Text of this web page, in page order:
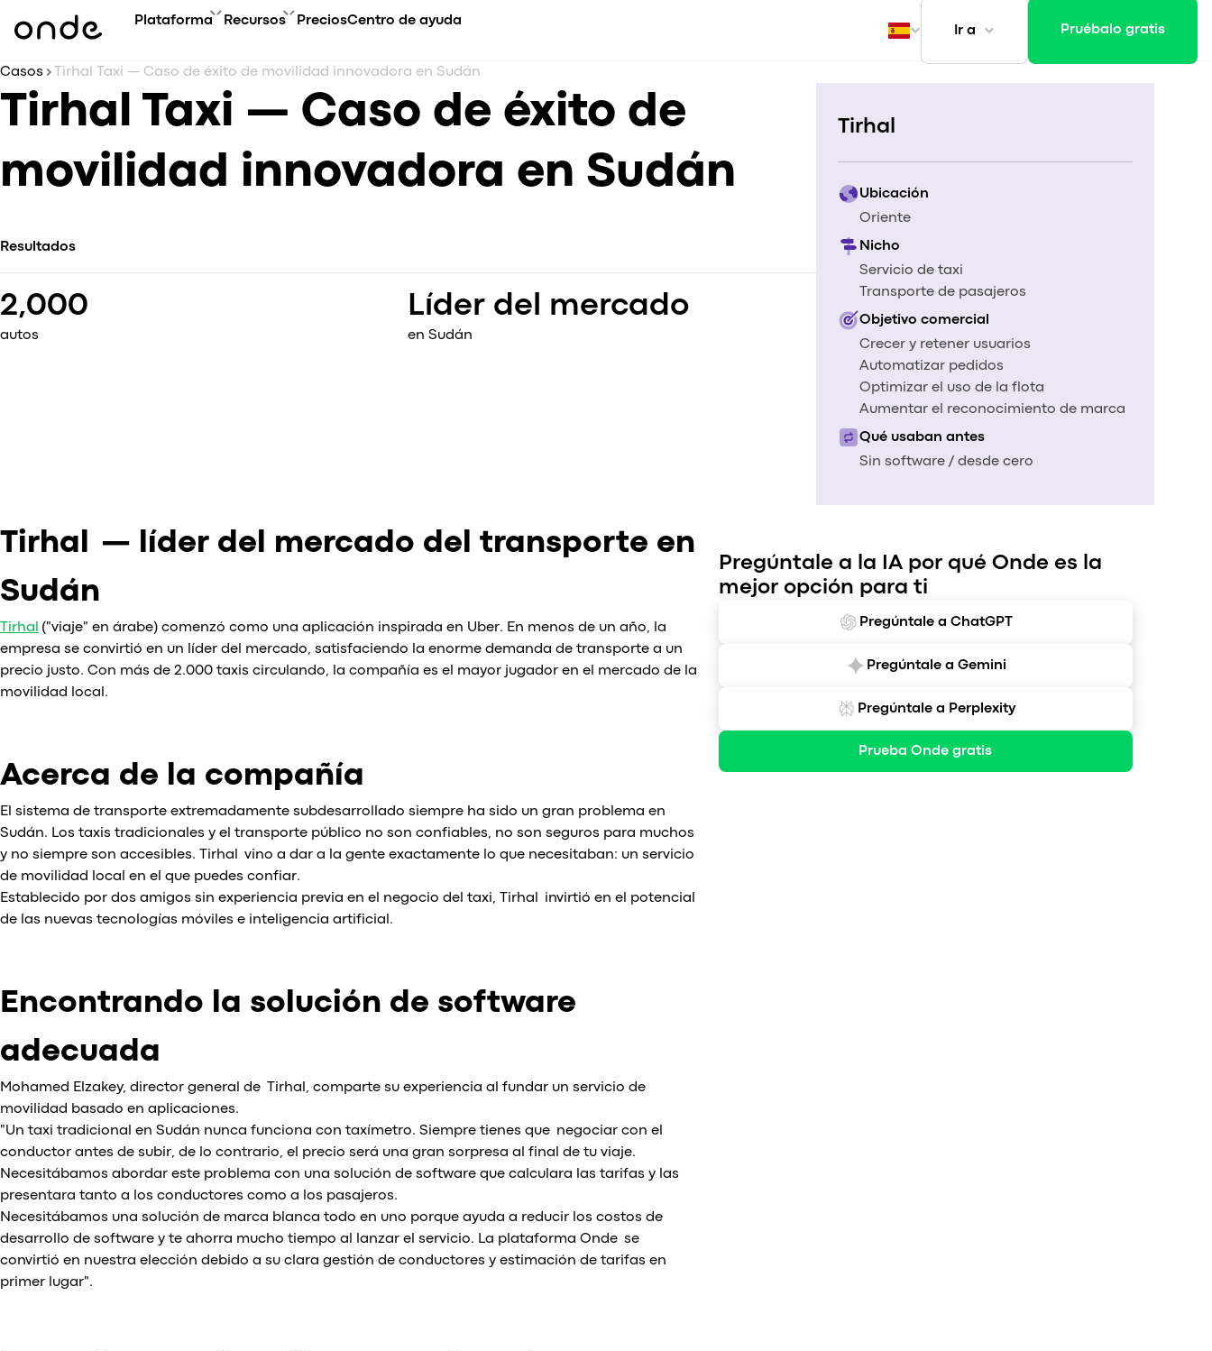
Plataforma
PRODUCTOS
Resumen de la plataforma
Aplicación del Cliente
Aplicación del Conductor
Resumen de funciones
Tecnología
Aplicaciones de transporte
vs. Atom Mobility
vs. Jugnoo
vs. Autocab
Onde vs. Onde.Light
Recursos
GUÍAS DE ONDE
FAQ
Glosario
Contáctanos
Cursos (p. ej., Aprender)
Blog
Estudios de caso
PreciosCentro de ayuda
Ir a Pruébalo gratis
Casos Tirhal Taxi — Caso de éxito de movilidad innovadora en Sudán
Tirhal Taxi — Caso de éxito de
movilidad innovadora en Sudán
Resultados
2,000
autos
Líder del mercado
en Sudán
Tirhal
Ubicación
Oriente
Nicho
Servicio de taxi
Transporte de pasajeros
Objetivo comercial
Crecer y retener usuarios
Automatizar pedidos
Optimizar el uso de la flota
Aumentar el reconocimiento de marca
Qué usaban antes
Sin software / desde cero
Tirhal — líder del mercado del transporte en
Sudán
Tirhal
("viaje" en árabe) comenzó como una aplicación inspirada en Uber. En menos de un año, la
empresa se convirtió en un líder del mercado, satisfaciendo la enorme demanda de transporte a un
precio justo. Con más de 2.000 taxis circulando, la compañía es el mayor jugador en el mercado de la
movilidad local.
Acerca de la compañía
El sistema de transporte extremadamente subdesarrollado siempre ha sido un gran problema en
Sudán. Los taxis tradicionales y el transporte público no son confiables, no son seguros para muchos
y no siempre son accesibles. Tirhal vino a dar a la gente exactamente lo que necesitaban: un servicio
de movilidad local en el que puedes confiar.
Establecido por dos amigos sin experiencia previa en el negocio del taxi, Tirhal invirtió en el potencial
de las nuevas tecnologías móviles e inteligencia artificial.
Encontrando la solución de software
adecuada
Mohamed Elzakey, director general de Tirhal, comparte su experiencia al fundar un servicio de
movilidad basado en aplicaciones.
"Un taxi tradicional en Sudán nunca funciona con taxímetro. Siempre tienes que negociar con el
conductor antes de subir, de lo contrario, el precio será una gran sorpresa al final de tu viaje.
Necesitábamos abordar este problema con una solución de software que calculara las tarifas y las
presentara tanto a los conductores como a los pasajeros.
Necesitábamos una solución de marca blanca todo en uno porque ayuda a reducir los costos de
desarrollo de software y te ahorra mucho tiempo al lanzar el servicio. La plataforma Onde se
convirtió en nuestra elección debido a su clara gestión de conductores y estimación de tarifas en
primer lugar".
Pregúntale a la IA por qué Onde es la
mejor opción para ti
Pregúntale a ChatGPT
Pregúntale a Gemini
Pregúntale a Perplexity
Prueba Onde gratis